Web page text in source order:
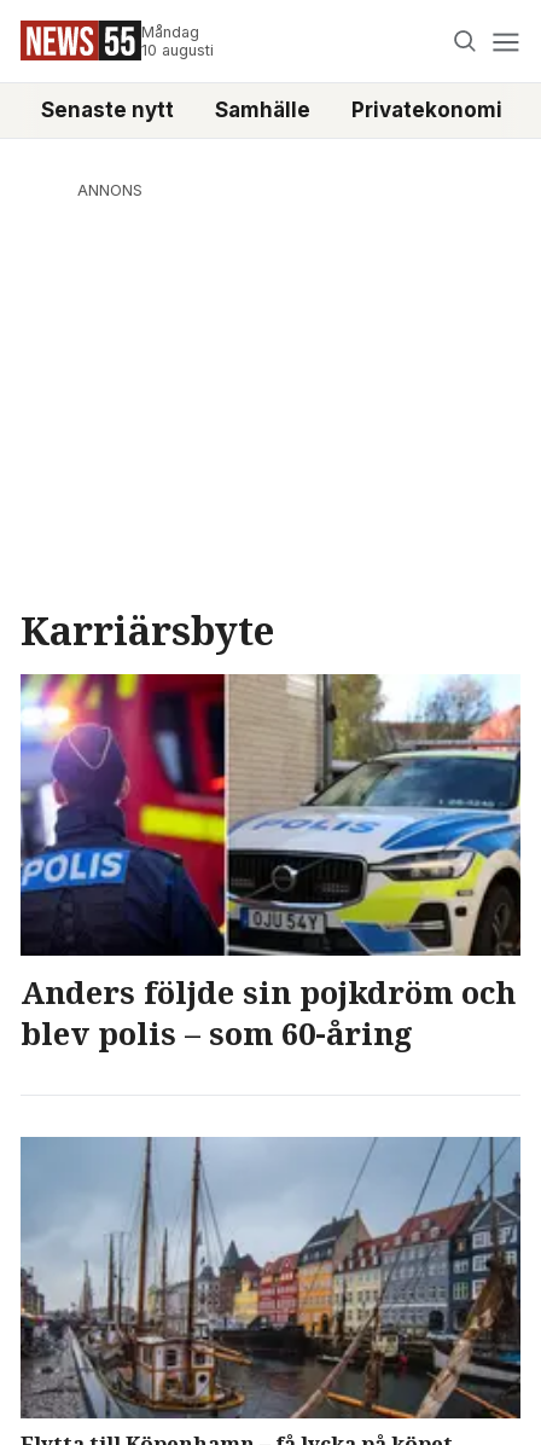
Måndag
10 augusti
Senaste nytt Samhälle Privatekonomi
ANNONS
Karriärsbyte
Anders följde sin pojkdröm och
blev polis – som 60-åring